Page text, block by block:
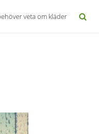
veta om kläder